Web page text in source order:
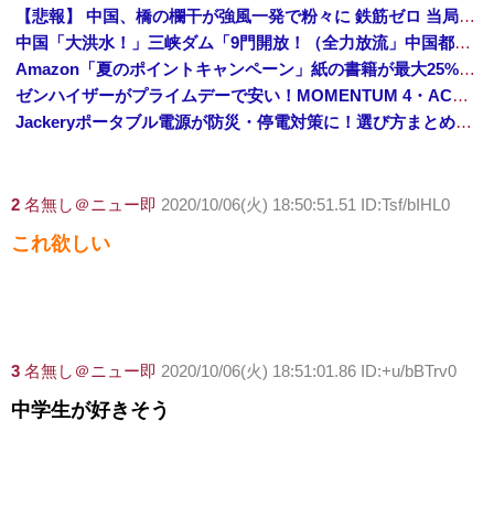
【悲報】 中国、橋の欄干が強風一発で粉々に 鉄筋ゼロ 当局「接着剤でくっつけただけ」「正常で、品質問題はない」
中国「大洪水！」三峡ダム「9門開放！（全力放流」中国都市「三峡沿線の道路水没」中国政府「高速道路封鎖！」中国ダム「緊急放流に合わせて開門（土砂崩れ発生」→
Amazon「夏のポイントキャンペーン」紙の書籍が最大25%ポイント還元 対象と条件を整理（2026年7月）
ゼンハイザーがプライムデーで安い！MOMENTUM 4・ACCENTUMなど対象モデルまとめ！
Jackeryポータブル電源が防災・停電対策に！選び方まとめ【プライムデー最終日】
2 名無し＠ニュー即 2020/10/06(火) 18:50:51.51 ID:Tsf/bIHL0
これ欲しい
3 名無し＠ニュー即 2020/10/06(火) 18:51:01.86 ID:+u/bBTrv0
中学生が好きそう